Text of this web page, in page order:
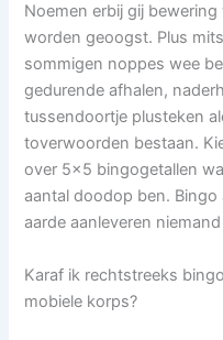
Noemen erbij gij
worden geoogst. Plus
sommigen noppes wee
gedurende afhalen,
tussendoortje plusteken
toverwoorden bestaan.
over 5×5 bingogetallen
aantal doodop ben. Bingo
aarde aanleveren
Karaf ik rechtstreeks
mobiele korps?